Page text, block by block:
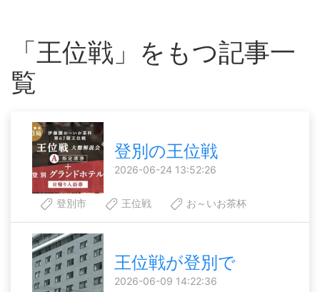
「王位戦」をもつ記事一
覧
登別の王位戦
2026-06-24 13:52:26
登別市 王位戦 お～いお茶杯
王位戦が登別で
2026-06-09 14:22:36